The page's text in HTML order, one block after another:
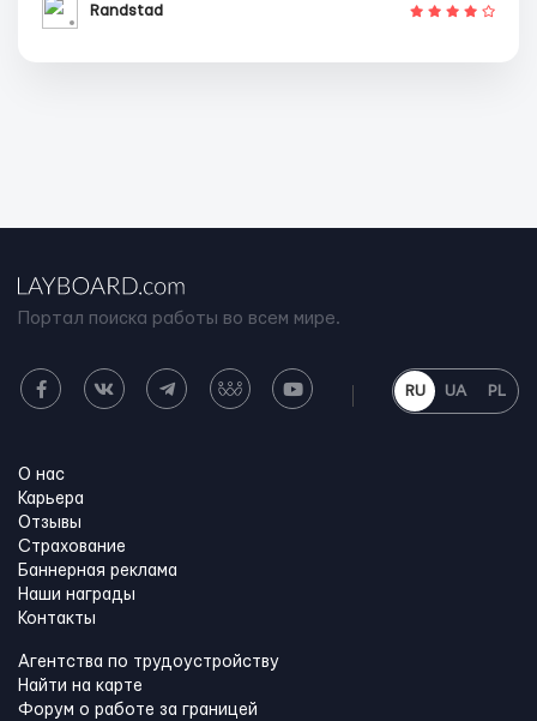
Randstad
Портал поиска работы во всем мире.
RU UA PL
О нас
Карьера
Отзывы
Страхование
Баннерная реклама
Наши награды
Контакты
Агентства по трудоустройству
Найти на карте
Форум о работе за границей